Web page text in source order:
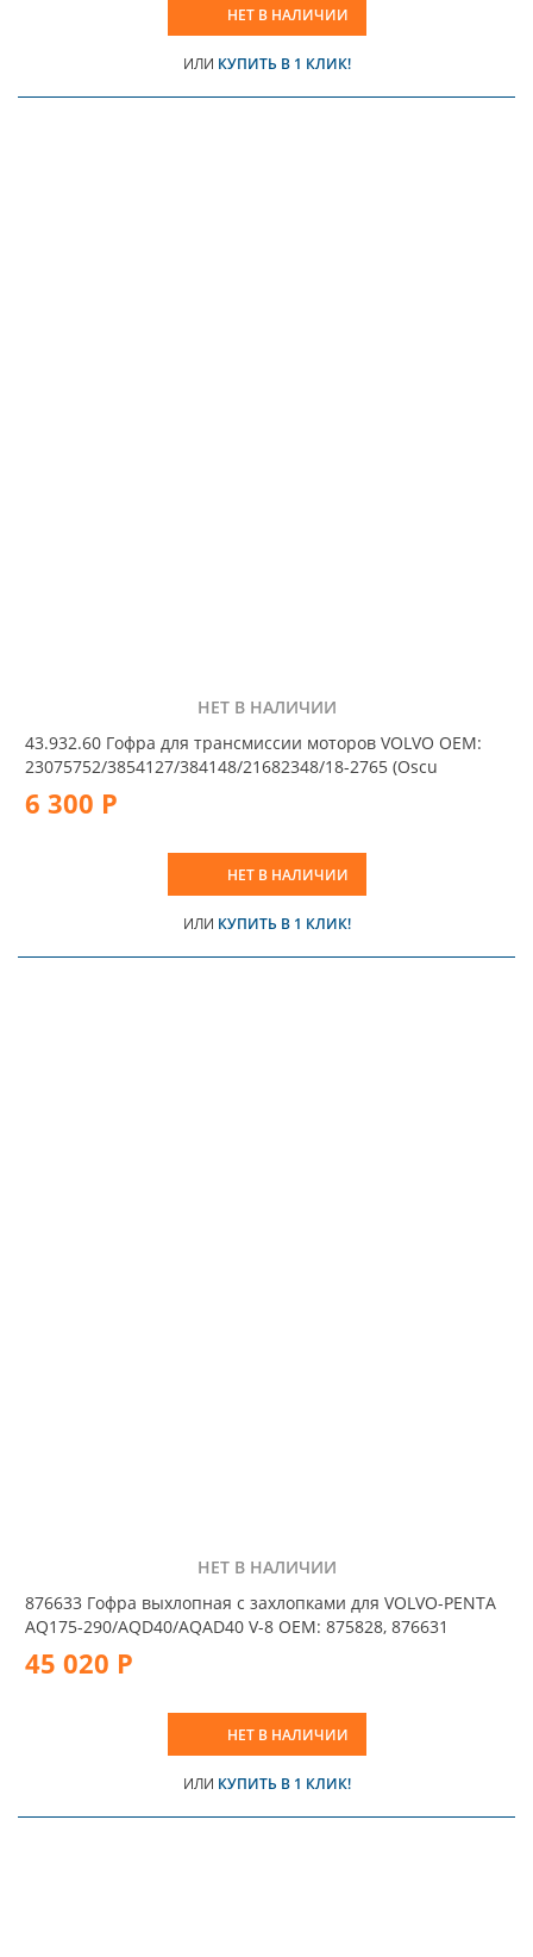
НЕТ В НАЛИЧИИ
ИЛИ КУПИТЬ В 1 КЛИК!
НЕТ В НАЛИЧИИ
43.932.60 Гофра для трансмиссии моторов VOLVO OEM:
23075752/3854127/384148/21682348/18-2765 (Oscu
6 300 Р
НЕТ В НАЛИЧИИ
ИЛИ КУПИТЬ В 1 КЛИК!
НЕТ В НАЛИЧИИ
876633 Гофра выхлопная с захлопками для VOLVO-PENTA
AQ175-290/AQD40/AQAD40 V-8 OEM: 875828, 876631
45 020 Р
НЕТ В НАЛИЧИИ
ИЛИ КУПИТЬ В 1 КЛИК!